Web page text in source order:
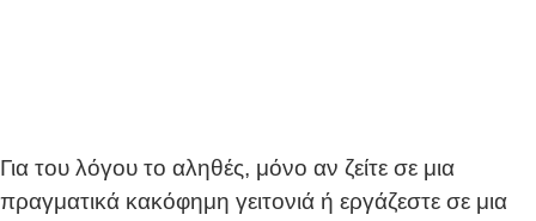
Για του λόγου το αληθές, μόνο αν ζείτε σε μια
πραγματικά κακόφημη γειτονιά ή εργάζεστε σε μια